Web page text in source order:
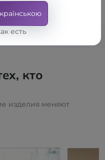
кто
изделия меняют
есть